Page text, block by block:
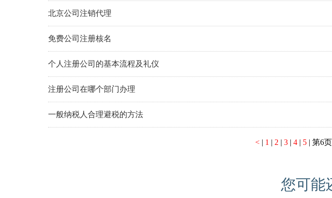
北京公司注销代理
免费公司注册核名
个人注册公司的基本流程及礼仪
注册公司在哪个部门办理
一般纳税人合理避税的方法
< | 1 | 2 | 3 | 4 | 5 | 第6页
您可能